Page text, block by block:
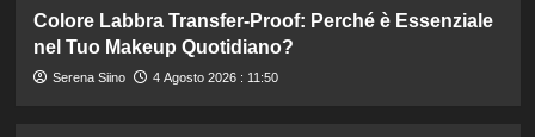
Colore Labbra Transfer-Proof: Perché è Essenziale
nel Tuo Makeup Quotidiano?
Serena Siino 4 Agosto 2026 : 11:50